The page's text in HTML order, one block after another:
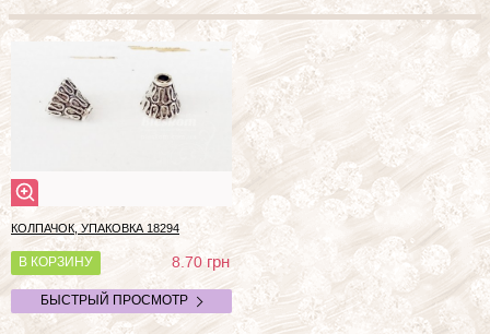
КОЛПАЧОК, УПАКОВКА 18294
В КОРЗИНУ 8.70грн
БЫСТРЫЙ ПРОСМОТР